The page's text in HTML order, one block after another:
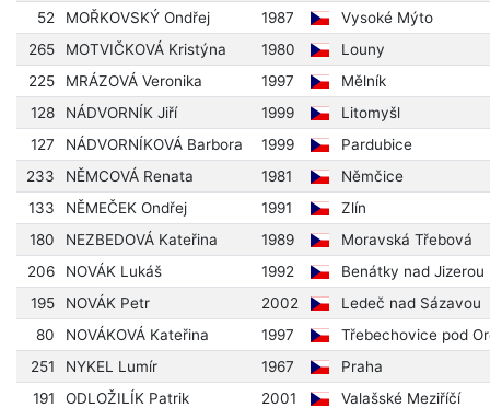
52
MOŘKOVSKÝ Ondřej 1987
Vysoké Mýto
265
MOTVIČKOVÁ Kristýna 1980
Louny
225
MRÁZOVÁ Veronika 1997
Mělník
128
NÁDVORNÍK Jiří 1999
Litomyšl
127
NÁDVORNÍKOVÁ Barbora 1999
Pardubice
233
NĚMCOVÁ Renata 1981
Němčice
133
NĚMEČEK Ondřej 1991
Zlín
180
NEZBEDOVÁ Kateřina 1989
Moravská Třebová
206
NOVÁK Lukáš 1992
Benátky nad Jizerou
195
NOVÁK Petr 2002
Ledeč nad Sázavou
80
NOVÁKOVÁ Kateřina 1997
Třebechovice pod
251
NYKEL Lumír 1967
Praha
191
ODLOŽILÍK Patrik 2001
Valašské Meziříčí